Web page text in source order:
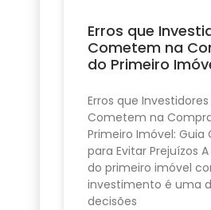
Erros que
Cometem na
do Primeiro
Erros que Investidores
Cometem na
Primeiro Imóvel: Guia
para Evitar Prejuízos
do primeiro imóvel
investimento é uma
decisões